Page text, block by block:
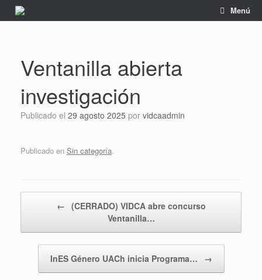
Saltar
Menú
Ventanilla abierta
investigación
Publicado el 29 agosto 2025 por vidcaadmin
Publicado en Sin categoría.
← (CERRADO) VIDCA abre concurso
Ventanilla…
InES Género UACh inicia Programa… →